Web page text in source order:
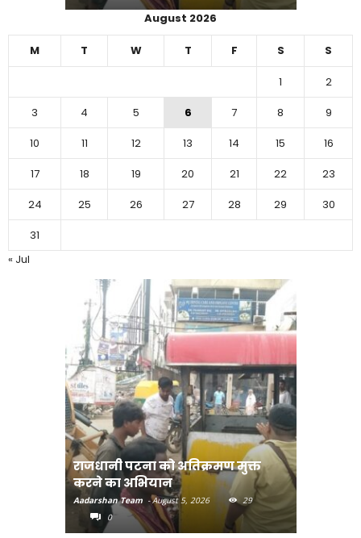
August 2026
M T W T F S S
1
2
3
4 5 6 7 8
9
10
11 12 13 14 15
16
17
18 19 20 21 22
23
24
25 26 27 28 29
30
31
« Jul
राजधानी पटना को अतिक्रमण मुक्त
करने का अभियान
Aadarshan Team - August 5, 2026
29
0